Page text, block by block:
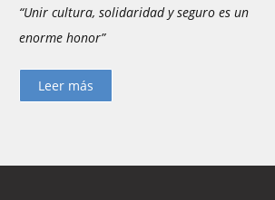
“Unir cultura, solidaridad y seguro es un
enorme honor”
Leer más